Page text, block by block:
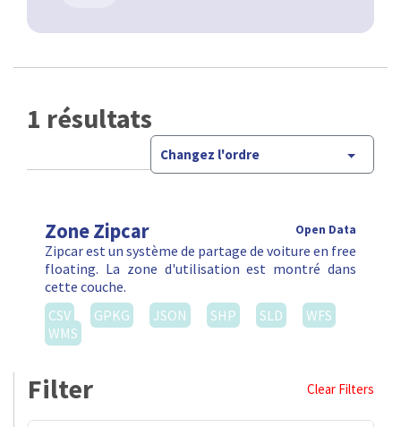
1 résultats
Changez l'ordre
Zone Zipcar Open Data
Zipcar est un système de partage de voiture en free
floating. La zone d'utilisation est montré dans
cette couche.
CSV
GPKG JSON SHP SLD
WFS
WMS
Filter Clear Filters